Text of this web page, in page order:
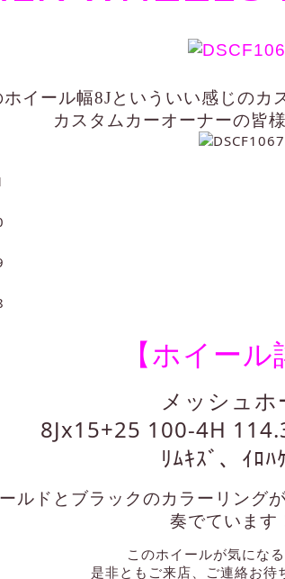
イール幅8Jといういい感じのカ
カスタムカーオーナーの皆
【ホイール
メッシュホ
8Jx15+25 100-4H
ﾘﾑｷｽﾞ、ｲﾛﾊ
ルドとブラックのカラーリング
奏でています
このホイールが気にな
是非ともご来店、ご連絡お待